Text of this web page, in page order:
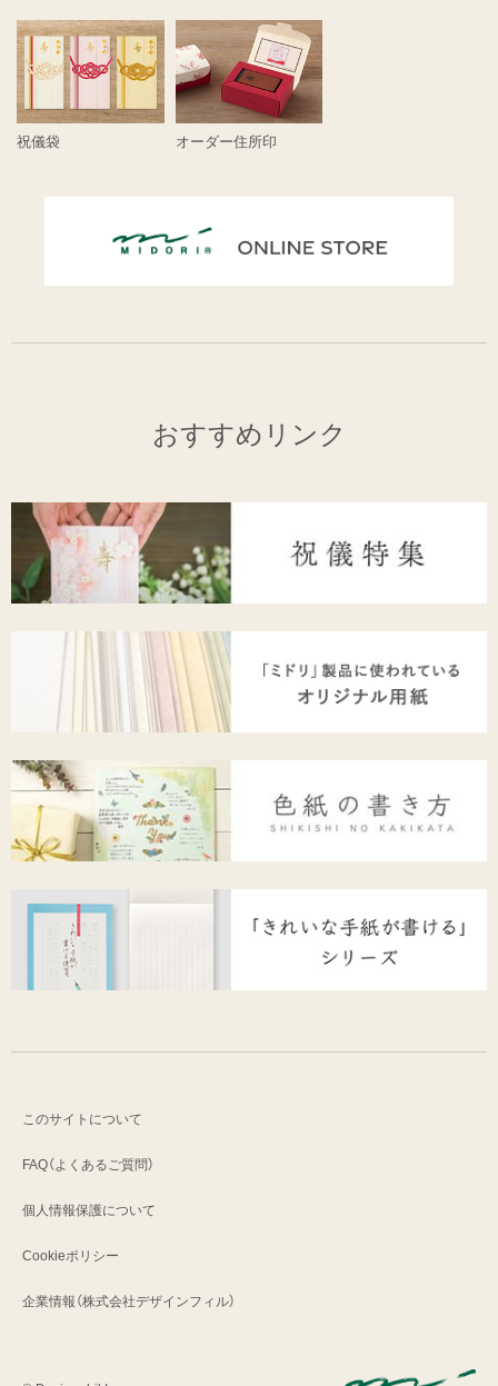
祝儀袋 オーダー住所印
おすすめリンク
このサイトについて
FAQ（よくあるご質問）
個人情報保護について
Cookieポリシー
企業情報（株式会社デザインフィル）